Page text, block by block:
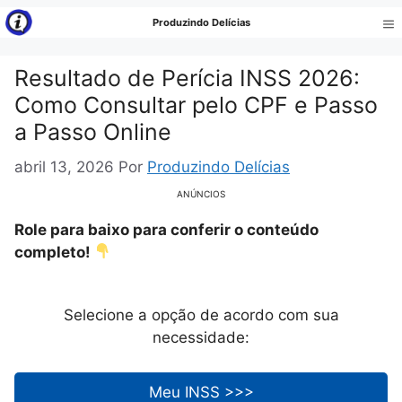
Pular
para
conteúdo
Produzindo Delícias
Resultado de Perícia INSS 2026:
Como Consultar pelo CPF e Passo
a Passo Online
abril 13, 2026 Por Produzindo Delícias
ANÚNCIOS
Role para baixo para conferir o conteúdo
completo!
Selecione a opção de acordo com sua
necessidade:
Meu INSS >>>